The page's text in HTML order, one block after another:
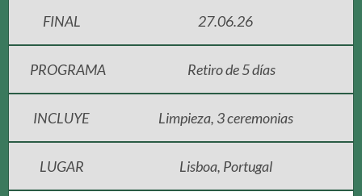
FINAL 27.06.26
PROGRAMA Retiro de 5 días
INCLUYE Limpieza, 3 ceremonias
LUGAR Lisboa, Portugal